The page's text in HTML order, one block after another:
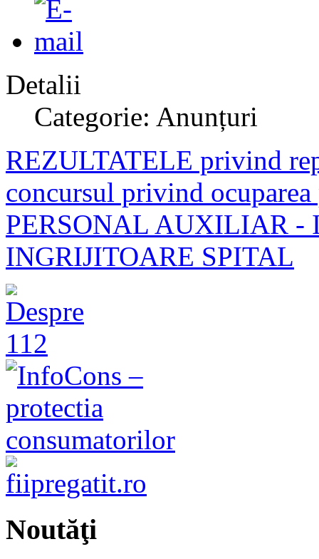
Detalii
Categorie: Anunțuri
REZULTATELE privind
concursul privind
PERSONAL AUXILIAR -
INGRIJITOARE SPITAL
Noutăţi